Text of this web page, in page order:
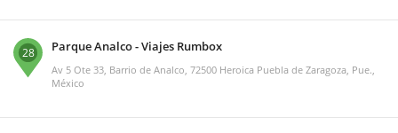
28 Parque Analco - Viajes Rumbox
Av 5 Ote 33, Barrio de Analco, 72500 Heroica Puebla de Zaragoza, Pue.,
México